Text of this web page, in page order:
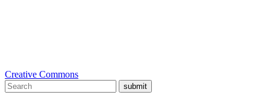
Creative Commons
submit